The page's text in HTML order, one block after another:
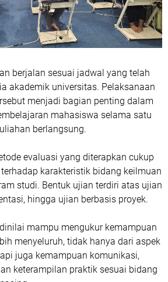
berjalan sesuai jadwal yang telah
akademik universitas. Pelaksanaan
menjadi bagian penting dalam
mahasiswa selama satu
berlangsung.
evaluasi yang diterapkan cukup
karakteristik bidang keilmuan
studi. Bentuk ujian terdiri atas ujian
hingga ujian berbasis proyek.
mampu mengukur kemampuan
menyeluruh, tidak hanya dari aspek
juga kemampuan komunikasi,
keterampilan praktik sesuai bidang